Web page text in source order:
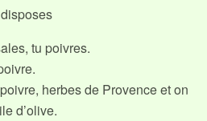
tu poivres.
herbes de Provence et on
d’olive.